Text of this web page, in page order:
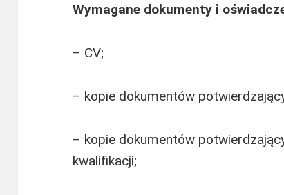
Wymagane dokumenty i
– CV;
– kopie dokumentów
– kopie dokumentów
kwalifikacji;